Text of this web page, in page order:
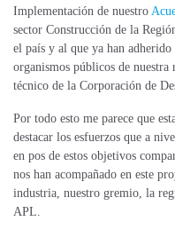
Implementación de nuestro
sector Construcción de la
el país y al que ya han
organismos públicos de
técnico de la Corporación de
Por todo esto me parece que
destacar los esfuerzos que a
en pos de estos objetivos
nos han acompañado en este
industria, nuestro gremio, la
APL.